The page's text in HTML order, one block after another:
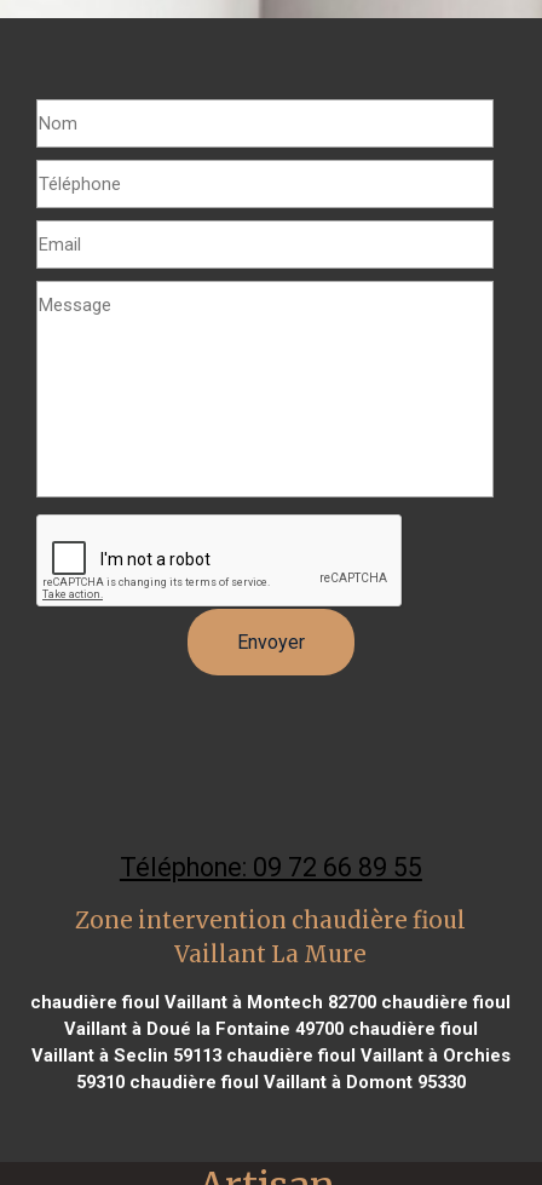
Téléphone: 09 72 66 89 55
Zone intervention chaudière fioul
Vaillant La Mure
chaudière fioul Vaillant à Montech 82700 chaudière fioul
Vaillant à Doué la Fontaine 49700chaudière fioul
Vaillant à Seclin 59113chaudière fioul Vaillant à Orchies
59310chaudière fioul Vaillant à Domont 95330